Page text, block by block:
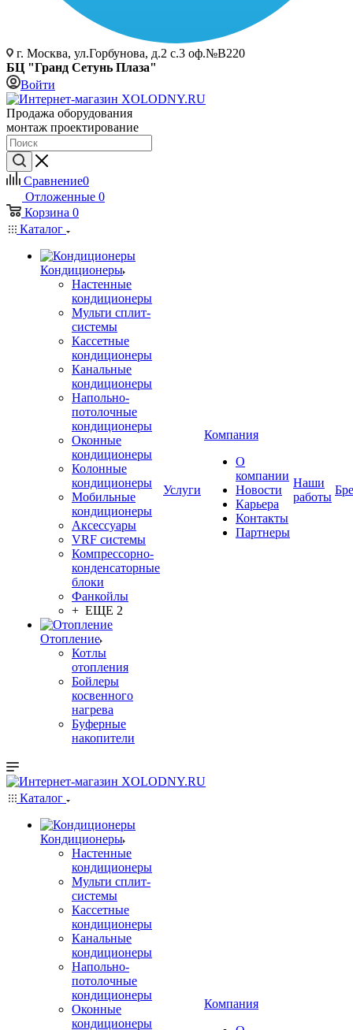
г. Москва, ул.Горбунова, д.2 с.3 оф.№В220
БЦ "Гранд Сетунь Плаза"
Войти
Продажа оборудования
монтаж проектирование
Сравнение0
Отложенные 0
Корзина 0
Каталог
Кондиционеры
Настенные
кондиционеры
Мульти сплит-
системы
Кассетные
кондиционеры
Канальные
кондиционеры
Напольно-
потолочные
кондиционеры
Оконные
кондиционеры
Колонные
кондиционеры
Мобильные
кондиционеры
Аксессуары
VRF системы
Компрессорно-
конденсаторные
блоки
Фанкойлы
+ ЕЩЕ 2
Отопление
Котлы
отопления
Бойлеры
косвенного
нагрева
Буферные
накопители
Услуги
Компания
О
компании
Новости
Карьера
Контакты
Партнеры
Наши
работы
Каталог
Кондиционеры
Настенные
кондиционеры
Мульти сплит-
системы
Кассетные
кондиционеры
Канальные
кондиционеры
Напольно-
потолочные
кондиционеры
Оконные
кондиционеры
Компания